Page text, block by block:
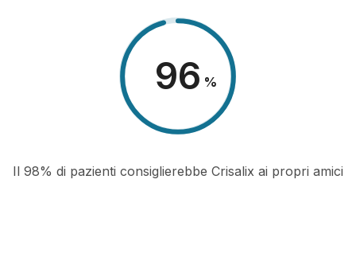
98 %
Il 98% di pazienti consiglierebbe Crisalix ai propri amici